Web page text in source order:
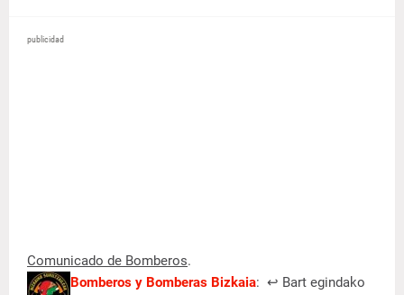
publicidad
Comunicado de Bomberos.
Bomberos y Bomberas Bizkaia: ↩️ Bart egindako